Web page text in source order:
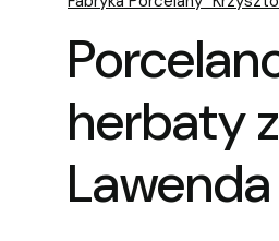
herbaty
Lawenda